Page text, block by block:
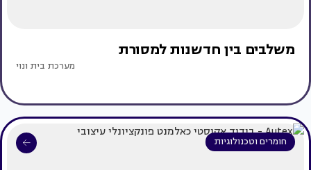
משלבים בין חדשנות למסורת
מערכת בית ונוי
חומרים וטכנולוגיות